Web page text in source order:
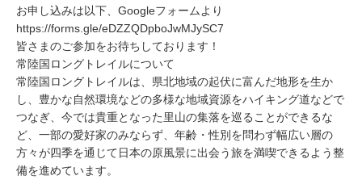
お申し込みは以下、Googleフォームより
https://forms.gle/eDZZQDpboJwMJySC7
皆さまのご参加をお待ちしております！
常陸国ロングトレイルについて
常陸国ロングトレイルは、県北地域の起伏に富んだ地形を生か
し、豊かな自然環境などの多様な地域資源をハイキング道などで
つなぎ、今では貴重となった里山の集落を巡ることができるな
ど、一部の愛好家のみならず、年齢・性別を問わず幅広い層の
方々が四季を通じて日本の原風景に出会う旅を満喫できるよう整
備を進めています。